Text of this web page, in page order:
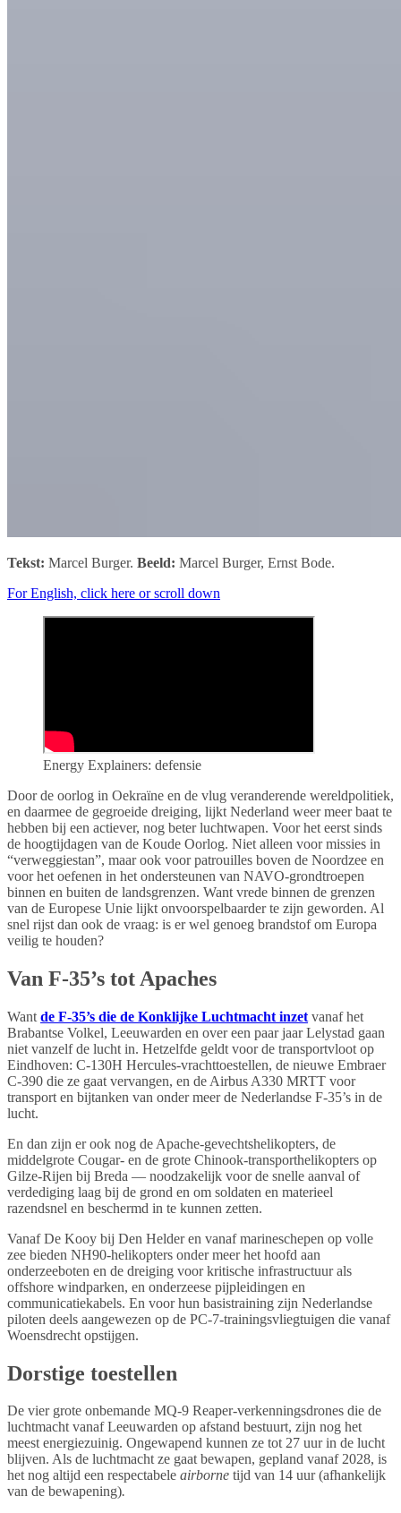
Tekst: Marcel Burger. Beeld: Marcel Burger, Ernst Bode.
For English, click here or scroll down
Energy Explainers: defensie
Door de oorlog in Oekraïne en de vlug veranderende wereldpolitiek,
en daarmee de gegroeide dreiging, lijkt Nederland weer meer baat te
hebben bij een actiever, nog beter luchtwapen. Voor het eerst sinds
de hoogtijdagen van de Koude Oorlog. Niet alleen voor missies in
“verweggiestan”, maar ook voor patrouilles boven de Noordzee en
voor het oefenen in het ondersteunen van NAVO-grondtroepen
binnen en buiten de landsgrenzen. Want vrede binnen de grenzen
van de Europese Unie lijkt onvoorspelbaarder te zijn geworden. Al
snel rijst dan ook de vraag: is er wel genoeg brandstof om Europa
veilig te houden?
Van F-35’s tot Apaches
Want de F-35’s die de Konklijke Luchtmacht inzet vanaf het
Brabantse Volkel, Leeuwarden en over een paar jaar Lelystad gaan
niet vanzelf de lucht in. Hetzelfde geldt voor de transportvloot op
Eindhoven: C-130H Hercules-vrachttoestellen, de nieuwe Embraer
C-390 die ze gaat vervangen, en de Airbus A330 MRTT voor
transport en bijtanken van onder meer de Nederlandse F-35’s in de
lucht.
En dan zijn er ook nog de Apache-gevechtshelikopters, de
middelgrote Cougar- en de grote Chinook-transporthelikopters op
Gilze-Rijen bij Breda — noodzakelijk voor de snelle aanval of
verdediging laag bij de grond en om soldaten en materieel
razendsnel en beschermd in te kunnen zetten.
Vanaf De Kooy bij Den Helder en vanaf marineschepen op volle
zee bieden NH90-helikopters onder meer het hoofd aan
onderzeeboten en de dreiging voor kritische infrastructuur als
offshore windparken, en onderzeese pijpleidingen en
communicatiekabels. En voor hun basistraining zijn Nederlandse
piloten deels aangewezen op de PC-7-trainingsvliegtuigen die vanaf
Woensdrecht opstijgen.
Dorstige toestellen
De vier grote onbemande MQ-9 Reaper-verkenningsdrones die de
luchtmacht vanaf Leeuwarden op afstand bestuurt, zijn nog het
meest energiezuinig. Ongewapend kunnen ze tot 27 uur in de lucht
blijven. Als de luchtmacht ze gaat bewapen, gepland vanaf 2028, is
het nog altijd een respectabele airborne tijd van 14 uur (afhankelijk
van de bewapening).